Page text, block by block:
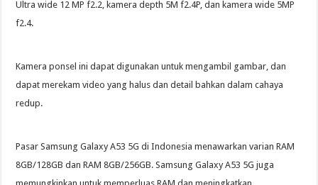
Ultra wide 12 MP f2.2, kamera depth 5M f2.4P, dan kamera wide 5MP
f2.4.
Kamera ponsel ini dapat digunakan untuk mengambil gambar, dan
dapat merekam video yang halus dan detail bahkan dalam cahaya
redup.
Pasar Samsung Galaxy A53 5G di Indonesia menawarkan varian RAM
8GB/128GB dan RAM 8GB/256GB. Samsung Galaxy A53 5G juga